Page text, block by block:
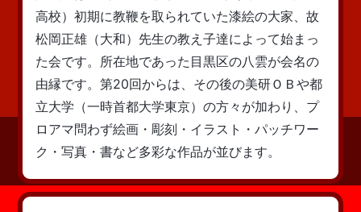
高校）初期に教鞭を取られていた漆絵の大家、故
松岡正雄（大和）先生の教え子達によって始まっ
た会です。所在地であった目黒区の八雲が会名の
由縁です。第20回からは、その後の美研ＯＢや都
立大学（一時首都大学東京）の方々が加わり、プ
ロアマ問わず絵画・彫刻・イラスト・パッチワー
ク・写真・書など多彩な作品が並びます。